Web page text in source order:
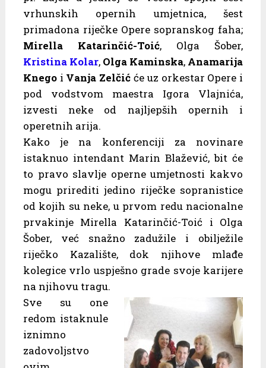
vrhunskih opernih umjetnica, šest
primadona riječke Opere sopranskog faha;
Mirella Katarinčić-Toić, Olga Šober,
Kristina Kolar, Olga Kaminska, Anamarija
Knegoi Vanja Zelčić će uz orkestar Opere i
pod vodstvom maestra Igora Vlajnića,
izvesti neke od najljepših opernih i
operetnih arija.
Kako je na konferenciji za novinare
istaknuo intendant Marin Blažević, bit će
to pravo slavlje operne umjetnosti kakvo
mogu prirediti jedino riječke sopranistice
od kojih su neke, u prvom redu nacionalne
prvakinje Mirella Katarinčić-Toić i Olga
Šober, već snažno zadužile i obilježile
riječko Kazalište, dok njihove mlađe
kolegice vrlo uspješno grade svoje karijere
na njihovu tragu.
Sve su one
redom istaknule
iznimno
zadovoljstvo